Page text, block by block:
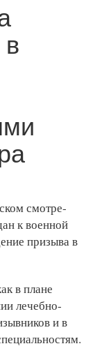
смотре-
к военной
призыва в
в плане
лечебно-
и в